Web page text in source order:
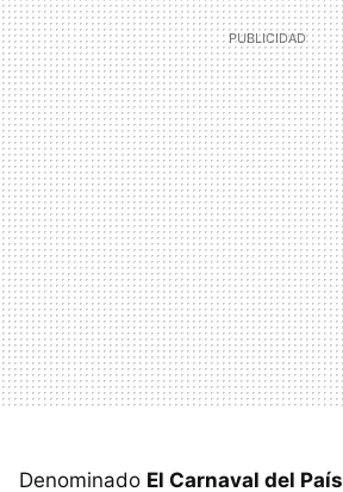
Denominado El Carnaval del País